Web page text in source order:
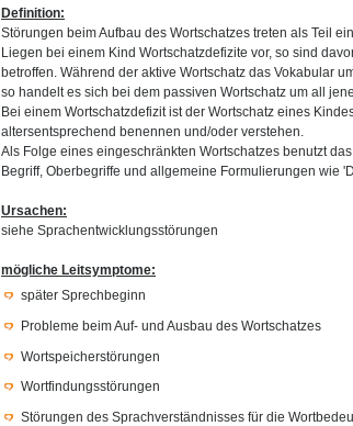
Definition:
Störungen beim Aufbau des Wortschatzes treten als Teil
Liegen bei einem Kind Wortschatzdefizite vor, so sind
betroffen. Während der aktive Wortschatz das Vokabular
so handelt es sich bei dem passiven Wortschatz um all
Bei einem Wortschatzdefizit ist der Wortschatz eines
altersentsprechend benennen und/oder verstehen.
Als Folge eines eingeschränkten Wortschatzes benutzt
Begriff, Oberbegriffe und allgemeine Formulierungen wie
Ursachen:
siehe Sprachentwicklungsstörungen
mögliche Leitsymptome:
später Sprechbeginn
Probleme beim Auf- und Ausbau des Wortschatzes
Wortspeicherstörungen
Wortfindungsstörungen
Störungen des Sprachverständnisses für die